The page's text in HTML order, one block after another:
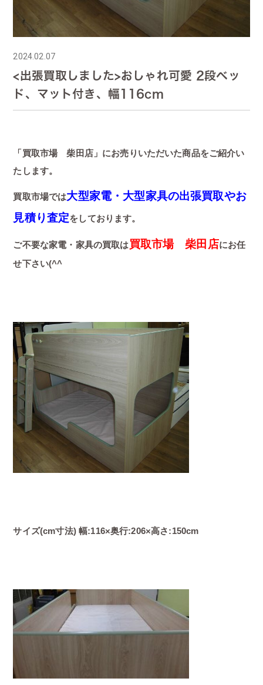
2024.02.07
<出張買取しました>おしゃれ可愛 2段ベッ
ド、マット付き、幅116cm
「買取市場 柴田店」にお売りいただいた商品をご紹介い
たします。
買取市場では大型家電・大型家具の出張買取やお
見積り査定をしております。
ご不要な家電・家具の買取は買取市場 柴田店にお任
せ下さい(^^
サイズ(cm寸法) 幅:116×奥行:206×高さ:150cm